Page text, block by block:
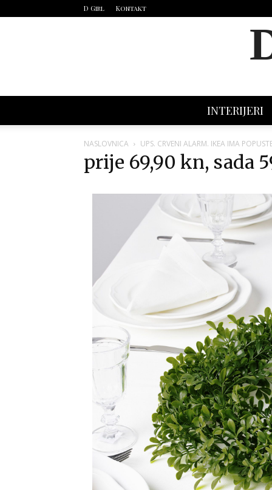
D Girl Kontakt
INTERIJERI
NASLOVNICA UPS. CRVENI ALARM. IKEA IMA
prije 69,90 kn, sada